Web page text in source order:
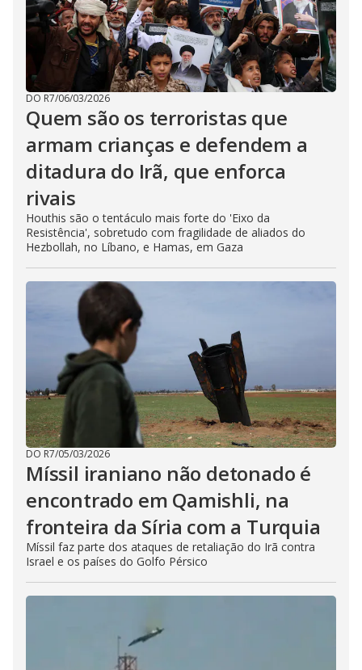
DO R7/06/03/2026
Quem são os terroristas que
armam crianças e defendem a
ditadura do Irã, que enforca
rivais
Houthis são o tentáculo mais forte do 'Eixo da
Resistência', sobretudo com fragilidade de aliados do
Hezbollah, no Líbano, e Hamas, em Gaza
DO R7/05/03/2026
Míssil iraniano não detonado é
encontrado em Qamishli, na
fronteira da Síria com a Turquia
Míssil faz parte dos ataques de retaliação do Irã contra
Israel e os países do Golfo Pérsico